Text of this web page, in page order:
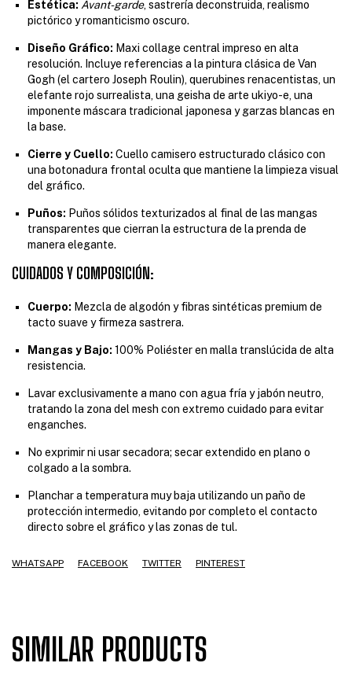
Estética: Avant-garde, sastrería deconstruida, realismo
pictórico y romanticismo oscuro.
Diseño Gráfico: Maxi collage central impreso en alta
resolución. Incluye referencias a la pintura clásica de Van
Gogh (el cartero Joseph Roulin), querubines renacentistas, un
elefante rojo surrealista, una geisha de arte ukiyo-e, una
imponente máscara tradicional japonesa y garzas blancas en
la base.
Cierre y Cuello: Cuello camisero estructurado clásico con
una botonadura frontal oculta que mantiene la limpieza visual
del gráfico.
Puños: Puños sólidos texturizados al final de las mangas
transparentes que cierran la estructura de la prenda de
manera elegante.
CUIDADOS Y COMPOSICIÓN:
Cuerpo: Mezcla de algodón y fibras sintéticas premium de
tacto suave y firmeza sastrera.
Mangas y Bajo: 100% Poliéster en malla translúcida de alta
resistencia.
Lavar exclusivamente a mano con agua fría y jabón neutro,
tratando la zona del mesh con extremo cuidado para evitar
enganches.
No exprimir ni usar secadora; secar extendido en plano o
colgado a la sombra.
Planchar a temperatura muy baja utilizando un paño de
protección intermedio, evitando por completo el contacto
directo sobre el gráfico y las zonas de tul.
WHATSAPP FACEBOOK TWITTER PINTEREST
SIMILAR PRODUCTS